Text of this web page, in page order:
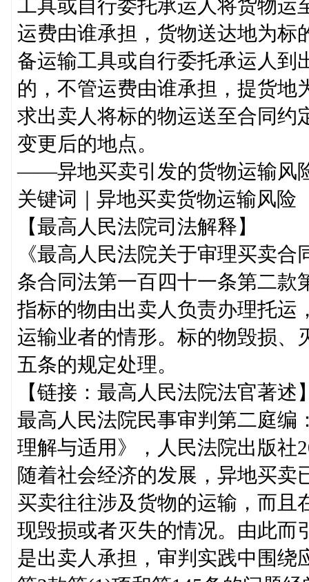
工具或自行委托承运人将货物运
运费由谁承担，货物送达地为标
备运输工具或自行委托承运人到
的，不管运费由谁承担，提货地
求出卖人将标的物运送至合同约
变更后的地点。
——异地买卖引发的货物运输风
关键词｜异地买卖货物运输风险
【最高人民法院司法解释】
《最高人民法院关于审理买卖
条合同法第一百四十一条第二款
指标的物由出卖人负责办理托运
运输业者的情形。标的物毁损、
五条的规定处理。
【链接：最高人民法院法官著述
最高人民法院民事审判第二庭编
理解与适用》，人民法院出版社
随着社会经济的发展，异地买卖
买卖往往涉及货物的运输，而且
现毁损或者灭失的情况。由此而
是出卖人承担，审判实践中围绕